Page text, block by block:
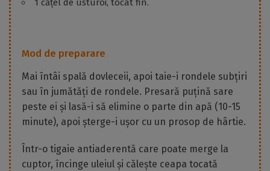
1 cățel de usturoi, tocat fin.
Mod de preparare
Mai întâi spală dovleceii, apoi taie-i rondele subțiri
sau în jumătăți de rondele. Presară puțină sare
peste ei și lasă-i să elimine o parte din apă (10-15
minute), apoi șterge-i ușor cu un prosop de hârtie.
Într-o tigaie antiaderentă care poate merge la
cuptor, încinge uleiul și călește ceapa tocată